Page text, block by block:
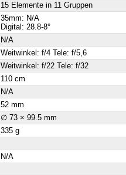
15 Elemente in 11 Gruppen
35mm: N/A
Digital: 28.8-8°
N/A
Weitwinkel: f/4 Tele: f/5,6
Weitwinkel: f/22 Tele: f/32
110 cm
N/A
52 mm
∅ 73 × 99.5 mm
335 g
N/A